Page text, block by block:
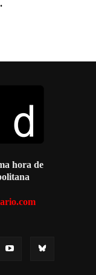
hora de